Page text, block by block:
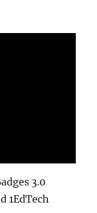
3.0
1EdTech